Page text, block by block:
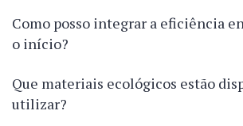
Como posso integrar a eficiência
o início?
Que materiais ecológicos estão
utilizar?